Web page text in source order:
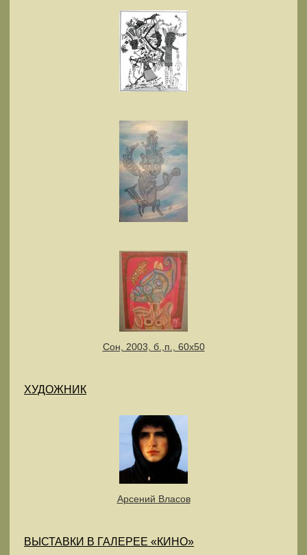
Сон, 2003, б.,п., 60х50
ХУДОЖНИК
Арсений Власов
ВЫСТАВКИ В ГАЛЕРЕЕ «КИНО»